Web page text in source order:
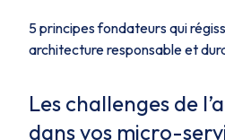
5 principes fondateurs qui
architecture responsable et
Les challenges de
dans vos micro-